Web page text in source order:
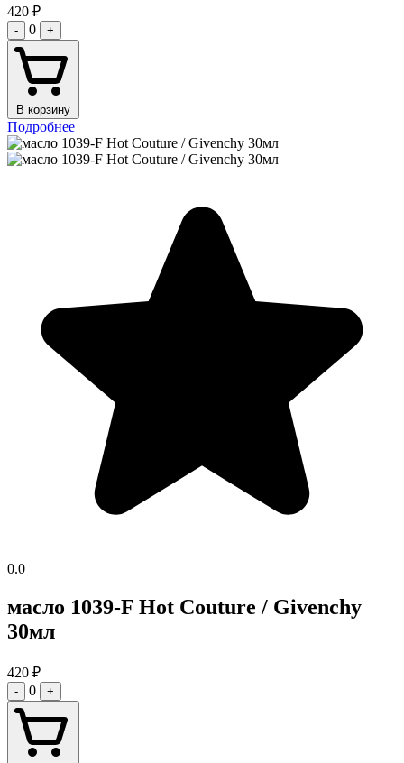
420 ₽
- 0 +
В корзину
Подробнее
0.0
масло 1039-F Hot Couture / Givenchy
30мл
420 ₽
- 0 +